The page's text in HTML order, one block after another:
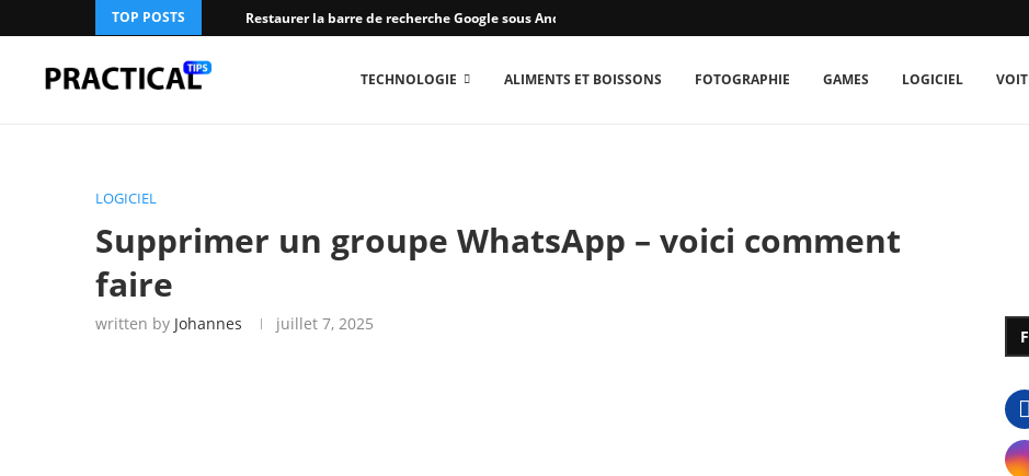
TOP POSTS Restaurer la barre de recherche Google sous Android...
TECHNOLOGIE ALIMENTS ET BOISSONS FOTOGRAPHIE GAMES LOGICIEL
LOGICIEL
Supprimer un groupe WhatsApp – voici comment
faire
written by Johannes juillet 7, 2025